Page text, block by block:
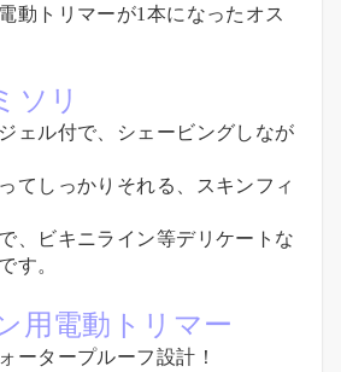
動トリマーが1本になったオス
ソリ
ェル付で、シェービングしなが
てしっかりそれる、スキンフィ
、ビキニライン等デリケートな
す。
用電動トリマー
ータープルーフ設計！